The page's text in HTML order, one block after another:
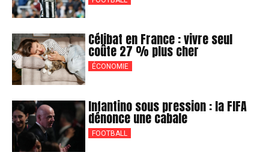
Célibat en France : vivre seul
coûte 27 % plus cher
ÉCONOMIE
Infantino sous pression : la FIFA
dénonce une cabale
FOOTBALL